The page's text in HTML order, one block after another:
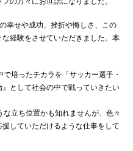
幸せや成功、挫折や悔しさ、この
経験をさせていただきました。本
培ったチカラを「サッカー選手・
として社会の中で戦っていきたい
立ち位置かも知れませんが、色々
していただけるような仕事をして